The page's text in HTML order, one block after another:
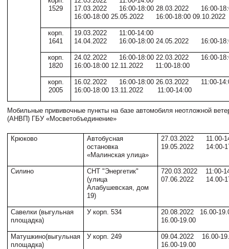
1529
17.03.2022 16:00-18:00 28.03.2022 16:00-
16:00-18:00 25.05.2022 16:00-18:00
корп.
1641
19.03.2022 11:00-14:00
14.04.2022 16:00-18:00 24.05.2022 16:00-
корп.
1820
24.02.2022 16:00-18:00 22.03.2022 16:00-
16:00-18:00 12.11.2022 11:00-18:00
корп.
2005
16.02.2022 16:00-18:00 26.03.2022 11:00-
16:00-18:00 13.11.2022 11:00-14:00
Мобильные прививочные пункты на базе автомобиля неотложной
(АНВП) ГБУ «Мосветобъединение»
Крюково
Автобусная
остановка
«Малинская улица»
27.03.2022 11.00-
19.05.2022 14:00-
Силино
СНТ "Энергетик"
(улица
Алабушевская, дом
19)
720.03.2022 11:00-
07.06.2022 14.00-
Савелки (выгульная
площадка)
У корп. 534
20.08.2022 16.00-
16.00-19.00
Матушкино(выгульная
площадка)
У корп. 249
09.04.2022 16.00-
16.00-19.00